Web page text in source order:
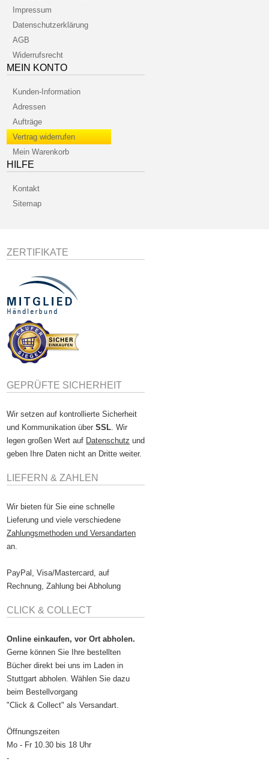
Impressum
Datenschutzerklärung
AGB
Widerrufsrecht
MEIN KONTO
Kunden-Information
Adressen
Aufträge
Vertrag widerrufen
Mein Warenkorb
HILFE
Kontakt
Sitemap
ZERTIFIKATE
GEPRÜFTE SICHERHEIT
Wir setzen auf kontrollierte Sicherheit
und Kommunikation überSSL . Wir
legen großen Wert auf Datenschutz und
geben Ihre Daten nicht an Dritte weiter.
LIEFERN & ZAHLEN
Wir bieten für Sie eine schnelle
Lieferung und viele verschiedene
Zahlungsmethoden und Versandarten
an.
PayPal, Visa/Mastercard, auf
Rechnung, Zahlung bei Abholung
CLICK & COLLECT
Online einkaufen, vor Ort abholen.
Gerne können Sie Ihre bestellten
Bücher direkt bei uns im Laden in
Stuttgart abholen. Wählen Sie dazu
beim Bestellvorgang
"Click & Collect" als Versandart.
Öffnungszeiten
Mo - Fr 10.30 bis 18 Uhr
-